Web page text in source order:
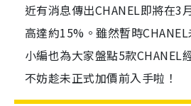
近有消息傳出CHANEL即將在3
高達約15%。雖然暫時
小編也為大家盤點5款CHANEL
不妨趁未正式加價前入手啦！